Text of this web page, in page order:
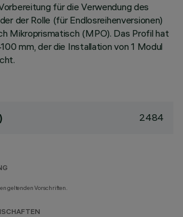
für die Verwendung des
der Rolle (für Endlosreihenversionen)
Mikroprismatisch (MPO). Das Profil hat
mm, der die Installation von 1 Modul
2484
geltenden Vorschriften.